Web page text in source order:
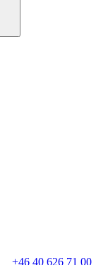
+46 40 626 71 00